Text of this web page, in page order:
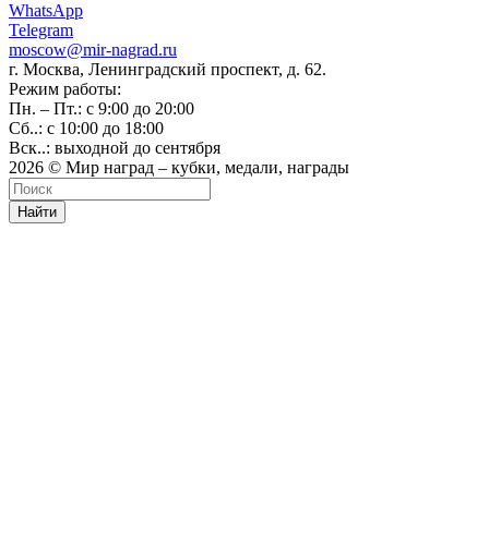
WhatsApp
Telegram
moscow@mir-nagrad.ru
г. Москва, Ленинградский проспект, д. 62.
Режим работы:
Пн. – Пт.: с 9:00 до 20:00
Сб..: с 10:00 до 18:00
Вск..: выходной до сентября
2026 © Мир наград – кубки, медали, награды
Найти